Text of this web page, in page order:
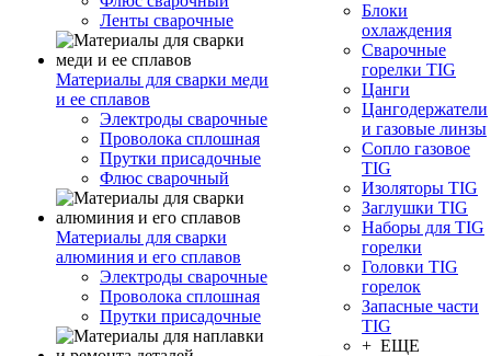
Ленты сварочные
Материалы для сварки меди
и ее сплавов
Электроды сварочные
Проволока сплошная
Прутки присадочные
Флюс сварочный
Материалы для сварки
алюминия и его сплавов
Электроды сварочные
Проволока сплошная
Прутки присадочные
Блоки
охлаждения
Сварочные
горелки TIG
Цанги
Цангодержатели
и газовые линзы
Сопло газовое
TIG
Изоляторы TIG
Заглушки TIG
Наборы для TIG
горелки
Головки TIG
горелок
Запасные части
TIG
+ ЕЩЕ